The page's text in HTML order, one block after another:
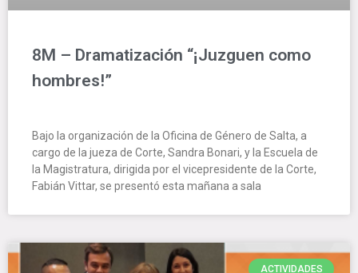
8M – Dramatización “¡Juzguen como
hombres!”
Bajo la organización de la Oficina de Género de Salta, a
cargo de la jueza de Corte, Sandra Bonari, y la Escuela de
la Magistratura, dirigida por el vicepresidente de la Corte,
Fabián Vittar, se presentó esta mañana a sala
ACTIVIDADES